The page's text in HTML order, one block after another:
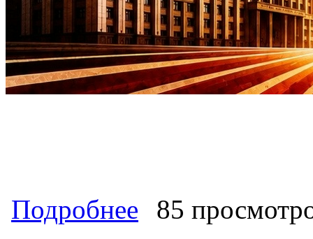
Подробнее о КПРФ получила №8 в
85